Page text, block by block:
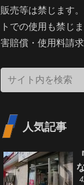
販売等は禁じます
トでの使用も禁じ
害賠償・使用料請
人気記事